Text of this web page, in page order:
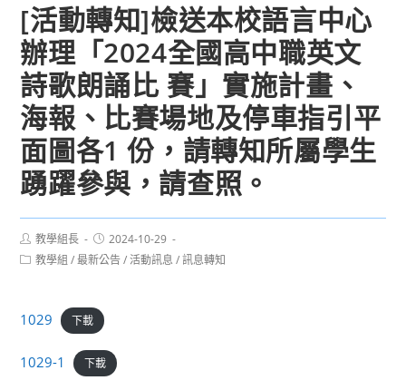
[活動轉知]檢送本校語言中心
辦理「2024全國高中職英文
詩歌朗誦比 賽」實施計畫、
海報、比賽場地及停車指引平
面圖各1 份，請轉知所屬學生
踴躍參與，請查照。
Post
author:
教學組長
Post
published:
2024-10-29
Post教學組 / 最新公告 / 活動訊息 / 訊息轉知
1029 下載
1029-1 下載